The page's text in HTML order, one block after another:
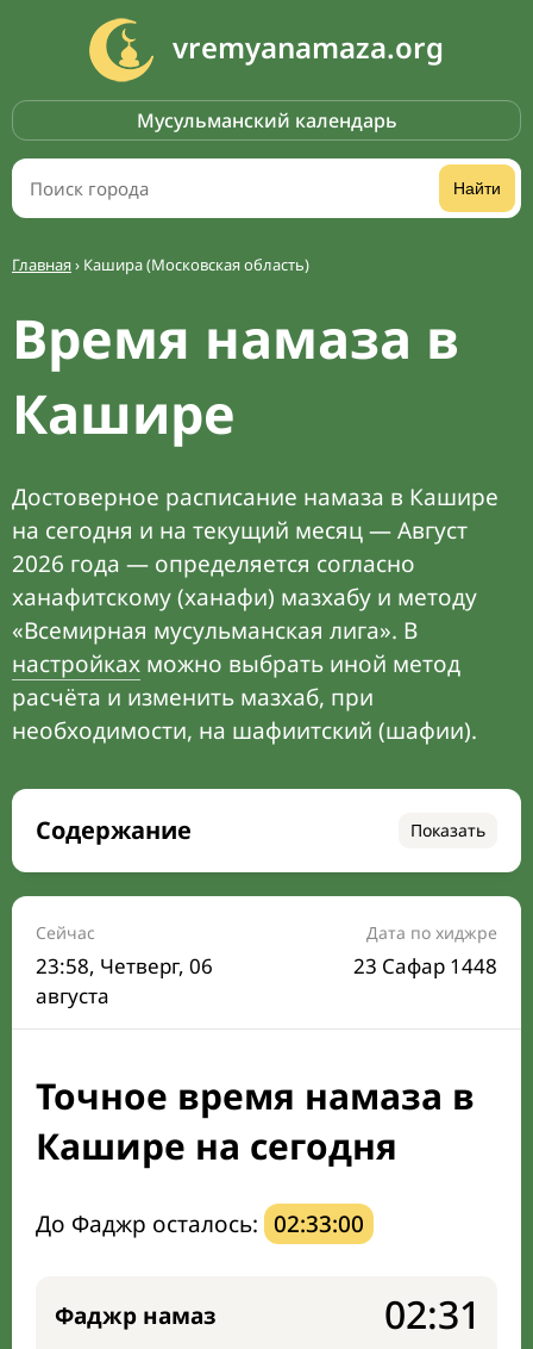
vremyanamaza.org
Мусульманский календарь
Найти
Главная› Кашира (Московская область)
Время намаза в
Кашире
Достоверное расписание намаза в Кашире
на сегодня и на текущий месяц — Август
2026 года — определяется согласно
ханафитскому (ханафи) мазхабу и методу
«Всемирная мусульманская лига». В
настройках можно выбрать иной метод
расчёта и изменить мазхаб, при
необходимости, на шафиитский (шафии).
Содержание Показать
Время намаза на сегодня
Расписание на месяц
Время Сухура и Ифтара на сегодня
Календарь рамадана
Направление киблы
Сейчас
23:58, Четверг, 06
августа
Дата по хиджре
23 Сафар 1448
Точное время намаза в
Кашире на сегодня
До Фаджр осталось: 02:32:59
Фаджр намаз 02:31